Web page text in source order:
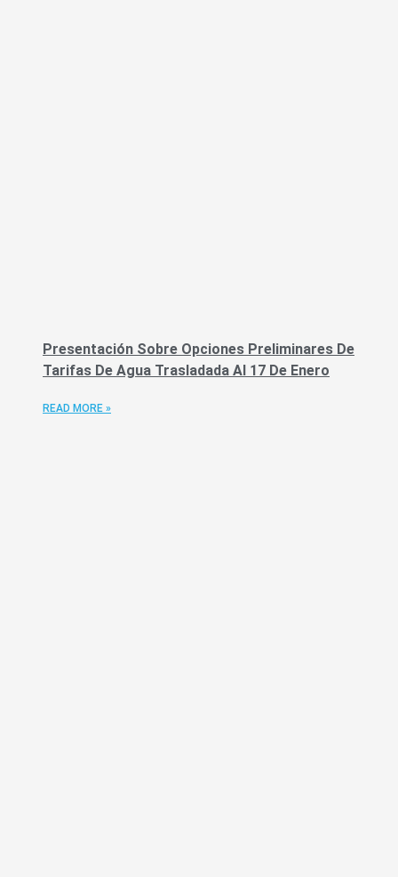
Presentación Sobre Opciones Preliminares De
Tarifas De Agua Trasladada Al 17 De Enero
READ MORE »